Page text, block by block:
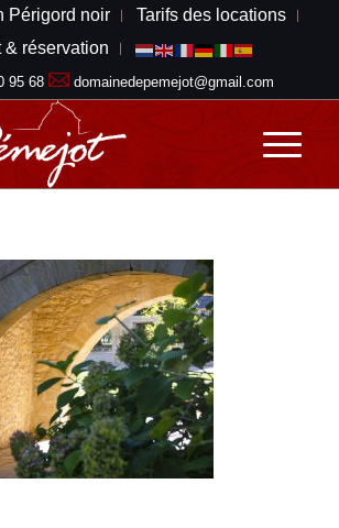
Périgord noir
Tarifs des locations
& réservation
95 68 domainedepemejot@gmail.com